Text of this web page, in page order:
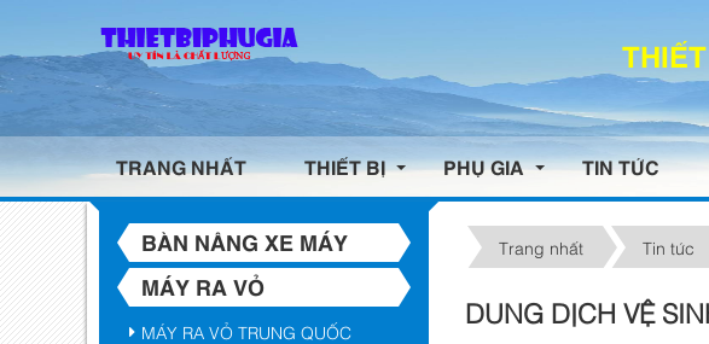
TRANG NHẤT THIẾT BỊ PHỤ GIA TIN TỨC
Trang nhất Tin tức
DUNG DỊCH VỆ
BÀN NÂNG XE MÁY
MÁY RA VỎ
MÁY RA VỎ TRUNG QUỐC